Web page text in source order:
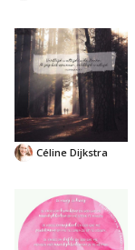
Céline Dijkstra